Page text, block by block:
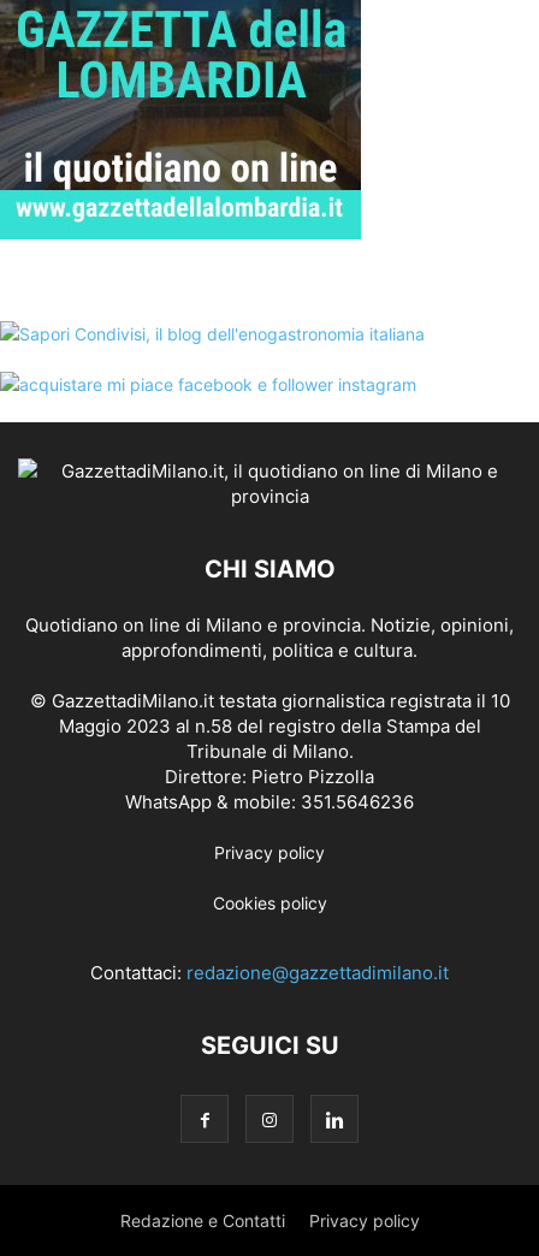
CHI SIAMO
Quotidiano on line di Milano e provincia. Notizie, opinioni,
approfondimenti, politica e cultura.
© GazzettadiMilano.it testata giornalistica registrata il 10
Maggio 2023 al n.58 del registro della Stampa del
Tribunale di Milano.
Direttore: Pietro Pizzolla
WhatsApp & mobile: 351.5646236
Privacy policy
Cookies policy
Contattaci: redazione@gazzettadimilano.it
SEGUICI SU
Redazione e Contatti Privacy policy